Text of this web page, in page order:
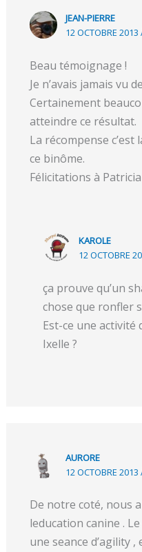
JEAN-PIERRE
12 OCTOBRE
Beau témoignage !
Je n’avais jamais vu
Certainement
atteindre ce résultat.
La récompense
ce binôme.
Félicitations à
KAROLE
12 OCTOBRE
ça prouve qu’un
chose que ronfler
Est-ce une
Ixelle ?
AURORE
12 OCTOBRE
De notre coté, nous
leducation canine .
une seance d’agility ,